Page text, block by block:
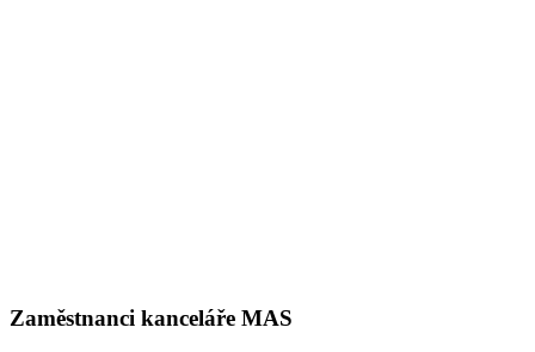
Zaměstnanci kanceláře MAS